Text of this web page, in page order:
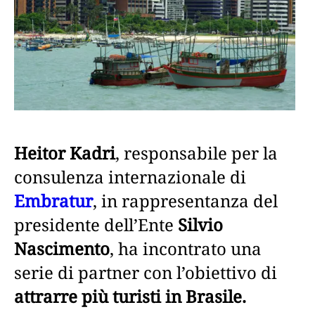
Heitor Kadri, responsabile per la
consulenza internazionale di
Embratur, in rappresentanza del
presidente dell’Ente Silvio
Nascimento, ha incontrato una
serie di partner con l’obiettivo di
attrarre più turisti in Brasile.